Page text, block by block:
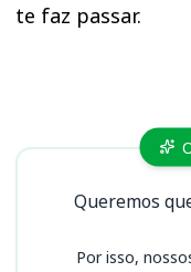
te faz passar.
Cursos
Queremos
Por isso,